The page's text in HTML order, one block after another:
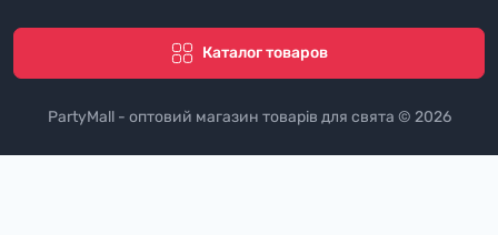
Каталог товаров
PartyMall - оптовий магазин товарів для свята © 2026